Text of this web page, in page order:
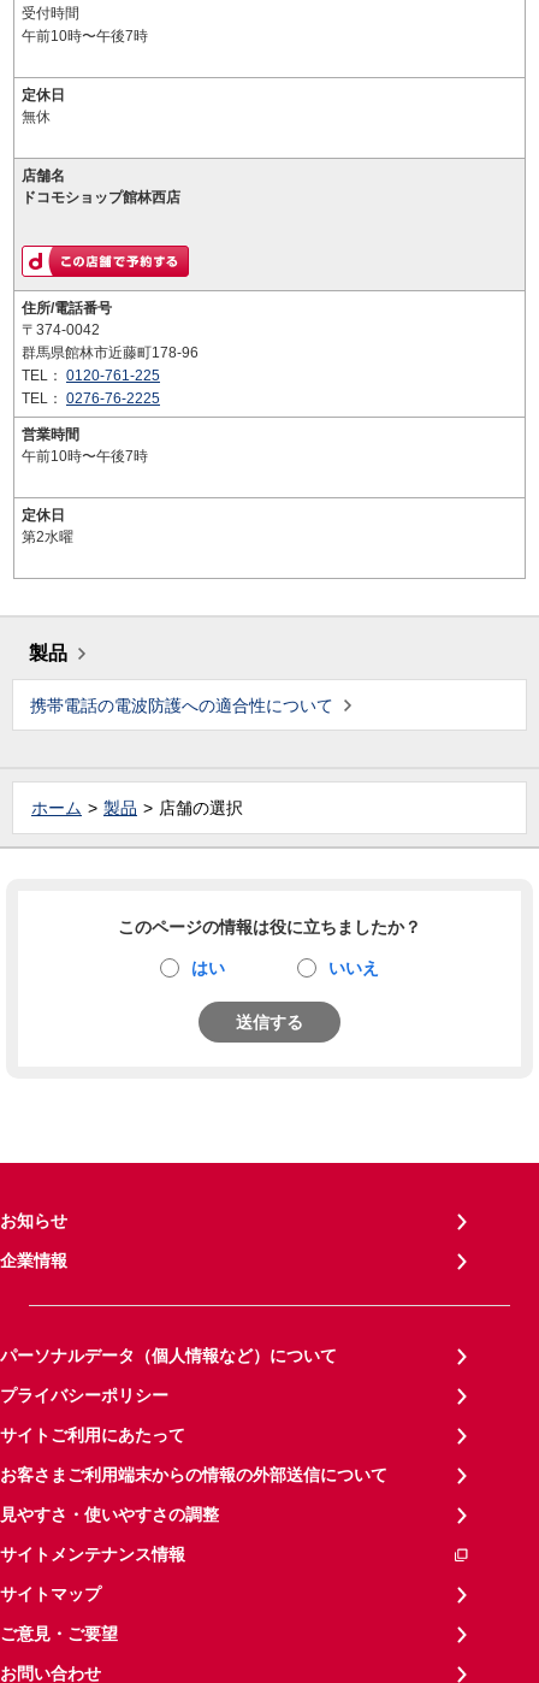
受付時間
午前10時〜午後7時
定休日
無休
店舗名
ドコモショップ館林西店
住所/電話番号
〒374-0042
群馬県館林市近藤町178-96
TEL： 0120-761-225
TEL： 0276-76-2225
営業時間
午前10時〜午後7時
定休日
第2水曜
製品
携帯電話の電波防護への適合性について
ホーム 製品 店舗の選択
このページの情報は役に立ちましたか？
はい いいえ
送信する
お知らせ
企業情報
パーソナルデータ（個人情報など）について
プライバシーポリシー
サイトご利用にあたって
お客さまご利用端末からの情報の外部送信について
見やすさ・使いやすさの調整
サイトメンテナンス情報
サイトマップ
ご意見・ご要望
お問い合わせ